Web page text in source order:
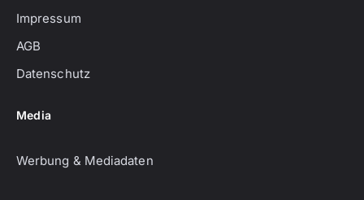
Impressum
AGB
Datenschutz
Media
Werbung & Mediadaten